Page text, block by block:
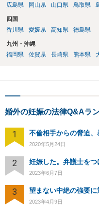
広島県
岡山県 山口県 鳥取県
四国
香川県
愛媛県 高知県 徳島県
九州・沖縄
福岡県
佐賀県 長崎県 熊本県
婚外の妊娠の法律Q&Aラ
1
2020年5月24日
2
2023年6月7日
3 望まない中絶の強要
2023年4月9日